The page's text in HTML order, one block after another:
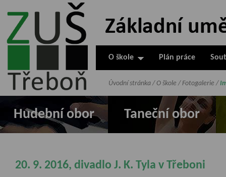
ZUŠ Třeboň -
Základní
umělecká škola
O škole Plán práce
Hudební obor Taneční obor
Úvodní stránka / O škole / Fotogalerie /
20. 9. 2016, divadlo J. K. Tyla v Třeboni